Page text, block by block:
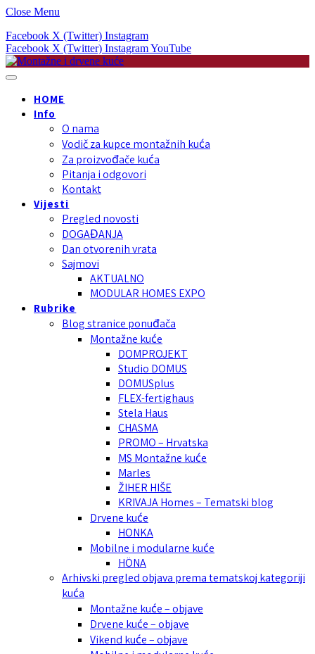
Close Menu
Facebook X (Twitter) Instagram
Facebook X (Twitter) InstagramYouTube
HOME
Info
O nama
Vodič za kupce montažnih kuća
Za proizvođače kuća
Pitanja i odgovori
Kontakt
Vijesti
Pregled novosti
DOGAĐANJA
Dan otvorenih vrata
Sajmovi
AKTUALNO
MODULAR HOMES EXPO
Rubrike
Blog stranice ponuđača
Montažne kuće
DOMPROJEKT
Studio DOMUS
DOMUSplus
FLEX-fertighaus
Stela Haus
CHASMA
PROMO – Hrvatska
MS Montažne kuće
Marles
ŽIHER HIŠE
KRIVAJA Homes – Tematski blog
Drvene kuće
HONKA
Mobilne i modularne kuće
HÖNA
Arhivski pregled objava prema tematskoj kategoriji
kuća
Montažne kuće – objave
Drvene kuće – objave
Vikend kuće – objave